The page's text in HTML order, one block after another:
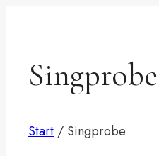
Singprobe
Start / Singprobe